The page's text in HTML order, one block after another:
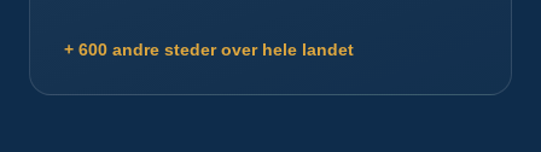
+ 600 andre steder over hele landet